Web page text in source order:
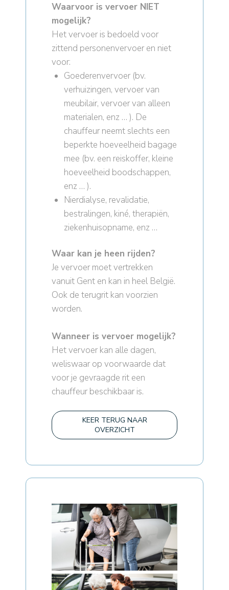
Waarvoor is vervoer NIET
mogelijk?
Het vervoer is bedoeld voor
zittend personenvervoer en niet
voor:
Goederenvervoer (bv.
verhuizingen, vervoer van
meubilair, vervoer van alleen
materialen, enz … ). De
chauffeur neemt slechts een
beperkte hoeveelheid bagage
mee (bv. een reiskoffer, kleine
hoeveelheid boodschappen,
enz … ).
Nierdialyse, revalidatie,
bestralingen, kiné, therapiën,
ziekenhuisopname, enz …
Waar kan je heen rijden?
Je vervoer moet vertrekken
vanuit Gent en kan in heel België.
Ook de terugrit kan voorzien
worden.
Wanneer is vervoer mogelijk?
Het vervoer kan alle dagen,
weliswaar op voorwaarde dat
voor je gevraagde rit een
chauffeur beschikbaar is.
KEER TERUG NAAR
OVERZICHT